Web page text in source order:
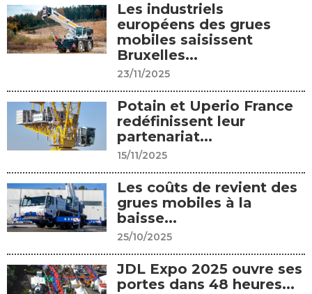
Les industriels
européens des grues
mobiles saisissent
Bruxelles...
23/11/2025
Potain et Uperio France
redéfinissent leur
partenariat...
15/11/2025
Les coûts de revient des
grues mobiles à la
baisse...
25/10/2025
JDL Expo 2025 ouvre ses
portes dans 48 heures...